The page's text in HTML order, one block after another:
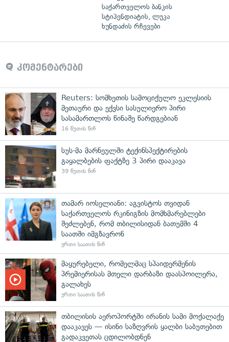
საქართველოს ბანკის
სტიპენდიატის, ლუკა
ხუნდაძის რჩევები
კომენტარები
Reuters: სომხეთის სამოციქულო ეკლესიის
მეთაური და ექვსი სასულიერო პირი
სასამართლოს წინაშე წარდგებიან
16 წუთის წინ
სუს-მა მარნეულში ტექინსპექტირების
გაყალბების ფაქტზე 3 პირი დააკავა
39 წუთის წინ
თამარ იოსელიანი: აგვისტოს თვიდან
საქართველოს რკინიგზის მომხმარებლები
შეძლებენ, რომ თბილისიდან ბათუმში 4
საათში იმგზავრონ
ერთი საათის წინ
მაყურებელი, რომელმაც სპაიდერმენის
პრემიერისას მთელი დარბაზი დაასპოილერა,
გალახეს
ერთი საათის წინ
თბილისის აეროპორტში ირანის სამი მოქალაქე
დააკავეს — ისინი საზღვრის ყალბი საბუთებით
გადაკვეთას ცდილობდნენ